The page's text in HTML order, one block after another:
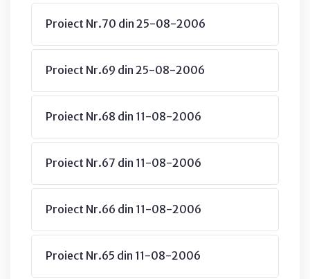
Proiect Nr.70 din 25-08-2006
Proiect Nr.69 din 25-08-2006
Proiect Nr.68 din 11-08-2006
Proiect Nr.67 din 11-08-2006
Proiect Nr.66 din 11-08-2006
Proiect Nr.65 din 11-08-2006